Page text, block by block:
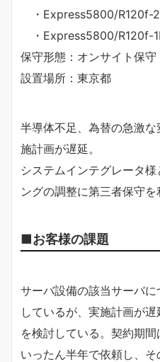
・Express5800/R120f-
・Express5800/R120f-
保守形態：オンサイト保
設置場所：東京都
半導体不足、為替の急激
施計画が遅延。
システムインテグレータ
ングの調整に第三者保守を
■お客様の課題
サーバ設備の該当サーバ
しているが、実施計画が
を検討している。契約期
いったん半年で依頼し、